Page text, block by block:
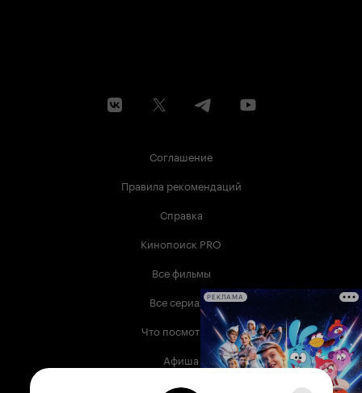
Соглашение
Правила рекомендаций
Справка
Кинопоиск PRO
Все фильмы
Все сериалы
Что посмотреть
Афиша
Музыка
РЕКЛАМА